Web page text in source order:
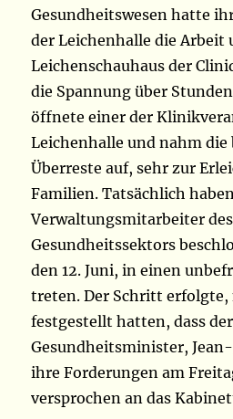
Gesundheitswesen hatte
der Leichenhalle die Arbeit
Leichenschauhaus der
die Spannung über
öffnete einer der
Leichenhalle und nahm
Überreste auf, sehr zur
Familien. Tatsächlich
Verwaltungsmitarbeiter des
Gesundheitssektors
den 12. Juni, in einen
treten. Der Schritt erfolgte,
festgestellt hatten, dass der
Gesundheitsminister,
ihre Forderungen am
versprochen an das